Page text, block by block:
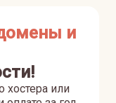
и
хостера или